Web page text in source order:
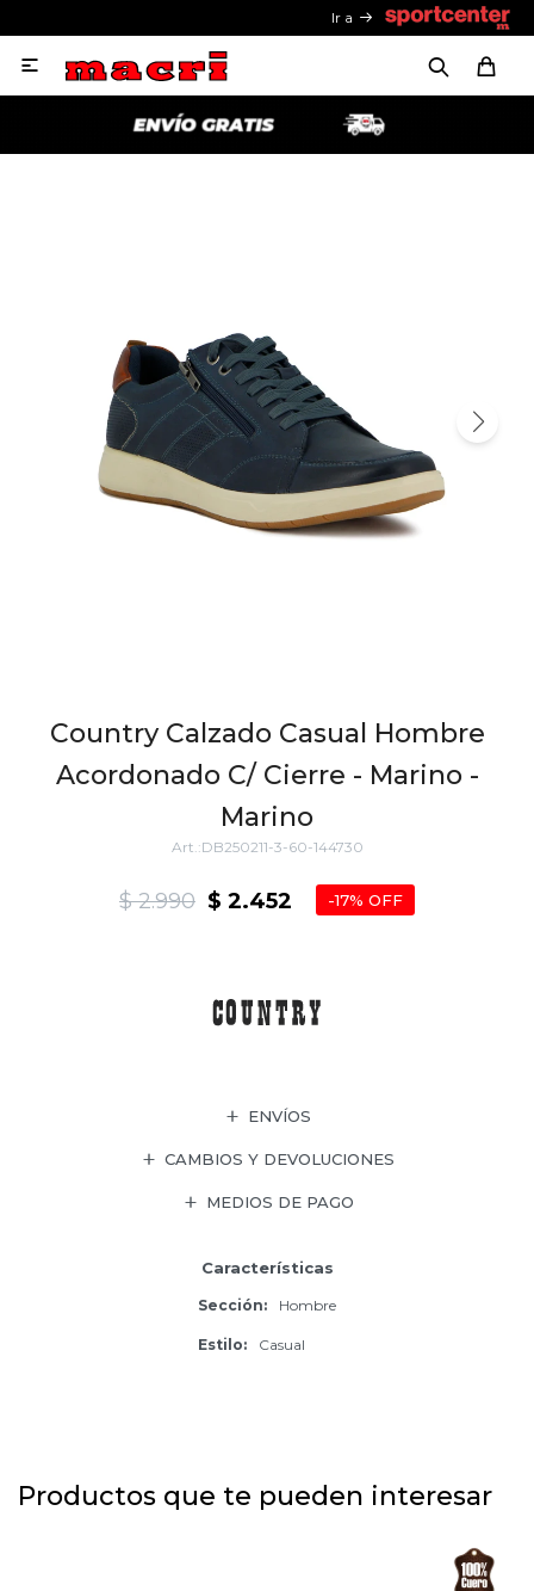
Ir a

Country Calzado Casual Hombre
Acordonado C/ Cierre - Marino -
Marino
DB250211-3-60-144730
$ 2.452
$ 2.990 17
ENVÍOS
CAMBIOS Y DEVOLUCIONES
MEDIOS DE PAGO
Características
Sección Hombre
Estilo Casual
Productos que te pueden interesar